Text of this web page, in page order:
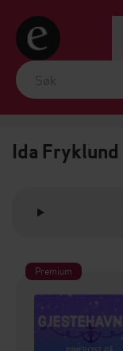
Ida Fryklund
Premium